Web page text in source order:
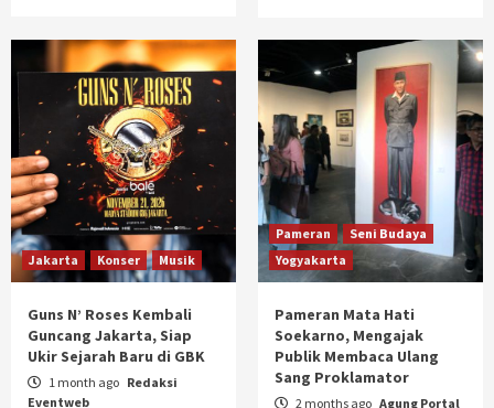
Jakarta Konser Musik
Guns N’ Roses Kembali
Guncang Jakarta, Siap
Ukir Sejarah Baru di GBK
1 month ago Redaksi
Eventweb
Pameran
Seni Budaya
Yogyakarta
Pameran Mata Hati
Soekarno, Mengajak
Publik Membaca Ulang
Sang Proklamator
2 months ago Agung Portal